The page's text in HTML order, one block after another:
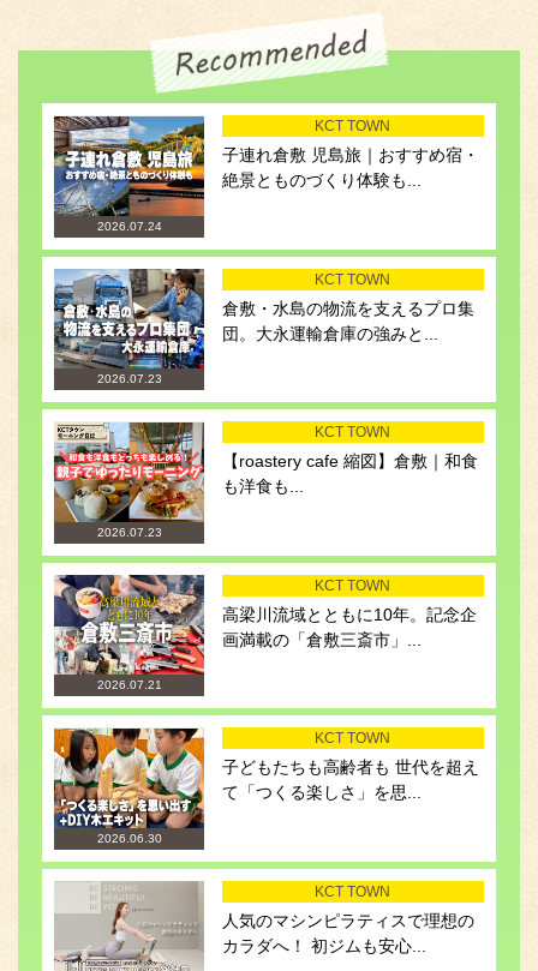
2026.07.24
KCT TOWN
子連れ倉敷 児島旅｜おすすめ宿・
絶景とものづくり体験も...
2026.07.23
KCT TOWN
倉敷・水島の物流を支えるプロ集
団。大永運輸倉庫の強みと...
2026.07.23
KCT TOWN
【roastery cafe 縮図】倉敷｜和食
も洋食も...
2026.07.21
KCT TOWN
高梁川流域とともに10年。記念企
画満載の「倉敷三斎市」...
2026.06.30
KCT TOWN
子どもたちも高齢者も 世代を超え
て「つくる楽しさ」を思...
KCT TOWN
人気のマシンピラティスで理想の
カラダへ！ 初ジムも安心...